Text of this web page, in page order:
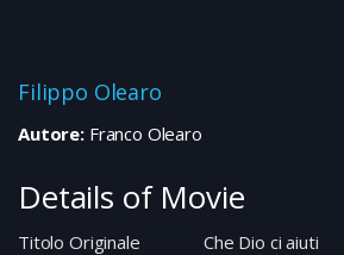
Filippo Olearo
Autore:Franco Olearo
Details of Movie
Titolo Originale
Che Dio ci aiuti